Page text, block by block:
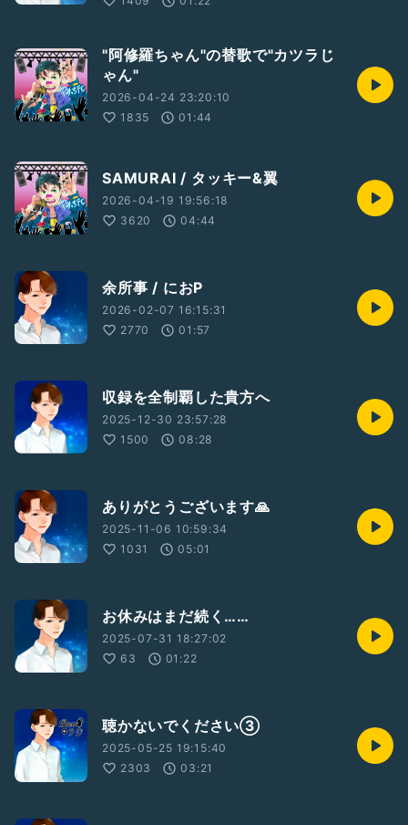
"阿修羅ちゃん"の替歌で"カツラじ
ゃん"
2026-04-24 23:20:10
1835
01:44
SAMURAI / タッキー&翼
2026-04-19 19:56:18
3620
04:44
余所事 / におP
2026-02-07 16:15:31
2770
01:57
収録を全制覇した貴方へ
2025-12-30 23:57:28
1500
08:28
ありがとうございます🙏
2025-11-06 10:59:34
1031
05:01
お休みはまだ続く……
2025-07-31 18:27:02
63
01:22
聴かないでください③
2025-05-25 19:15:40
2303
03:21